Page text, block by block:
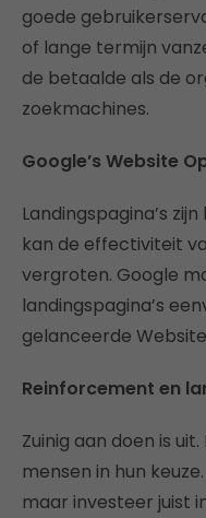
goede
of lange termijn
de betaalde als de
zoekmachines.
Google’s Website
Landingspagina’s
kan de effectiviteit
vergroten. Google
landingspagina’s
gelanceerde
Reinforcement en
Zuinig aan doen is
mensen in hun
maar investeer juist